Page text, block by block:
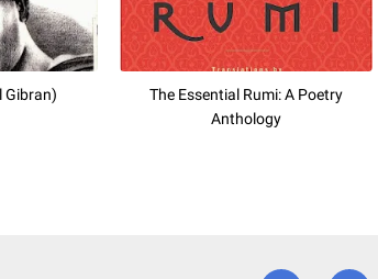
Gibran)
The Essential Rumi: A Poetry
Anthology